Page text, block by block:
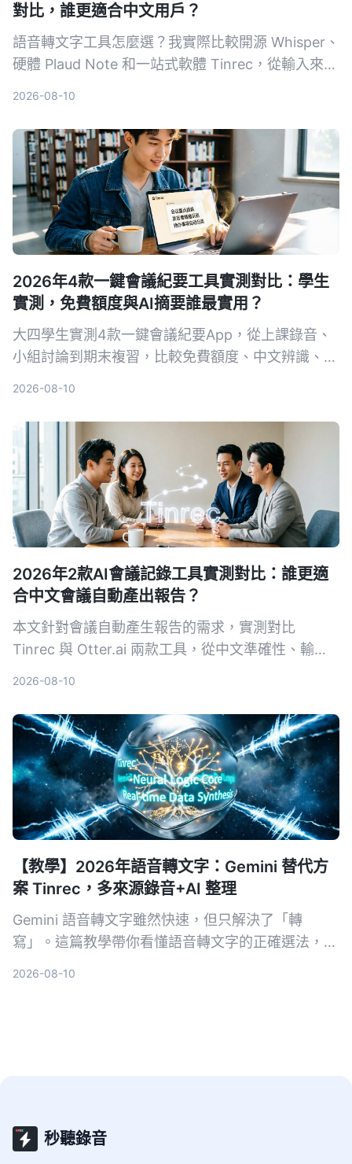
對比，誰更適合中文用戶？
語音轉文字工具怎麼選？我實際比較開源 Whisper、
硬體 Plaud Note 和一站式軟體 Tinrec，從輸入來
2026-08-10
2026年4款一鍵會議紀要工具實測對比：學生
實測，免費額度與AI摘要誰最實用？
大四學生實測4款一鍵會議紀要App，從上課錄音、
小組討論到期末複習，比較免費額度、中文辨識、AI
2026-08-10
2026年2款AI會議記錄工具實測對比：誰更適
合中文會議自動產出報告？
本文針對會議自動產生報告的需求，實測對比
Tinrec 與 Otter.ai 兩款工具，從中文準確性、輸入
最適合中文會議場景。
2026-08-10
【教學】2026年語音轉文字：Gemini 替代方
案 Tinrec，多來源錄音+AI 整理
Gemini 語音轉文字雖然快速，但只解決了「轉
寫」。這篇教學帶你看懂語音轉文字的正確選法，並
2026-08-10
秒聽錄音